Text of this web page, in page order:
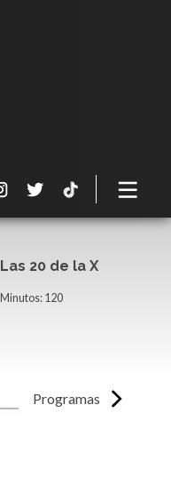
Programas
Las 20 de la X
Minutos: 120